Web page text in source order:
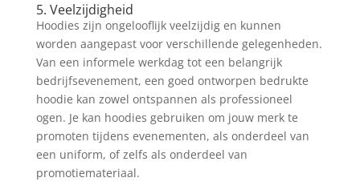
5. Veelzijdigheid
Hoodies zijn ongelooflijk veelzijdig en kunnen
worden aangepast voor verschillende gelegenheden.
Van een informele werkdag tot een belangrijk
bedrijfsevenement, een goed ontworpen bedrukte
hoodie kan zowel ontspannen als professioneel
ogen. Je kan hoodies gebruiken om jouw merk te
promoten tijdens evenementen, als onderdeel van
een uniform, of zelfs als onderdeel van
promotiemateriaal.